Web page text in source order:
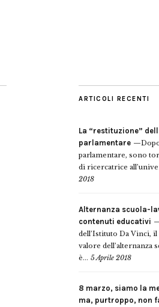
ARTICOLI RECENTI
La “restituzione”
parlamentare
parlamentare, sono
di ricercatrice
2018
Alternanza scuola-
contenuti educativi
dell’Istituto Da Vinci,
valore dell’alternanza
è... 5 Aprile 2018
8 marzo, siamo la
ma, purtroppo, non